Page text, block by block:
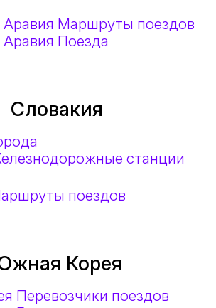
Аравия Маршруты поездов
Поезда
Словакия
станции
поездов
Корея
Перевозчики поездов